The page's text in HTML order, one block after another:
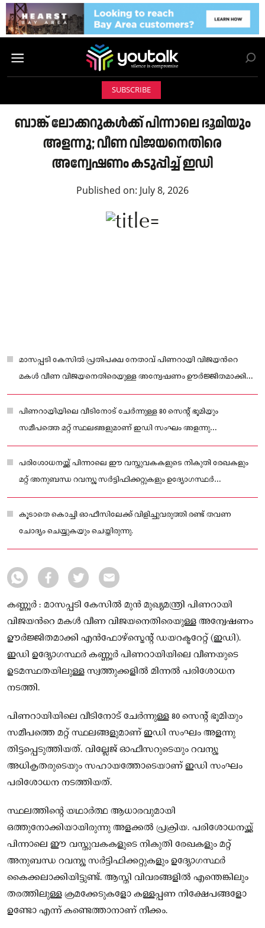
SUBSCRIBE
ബാങ്ക് ലോക്കറുകൾക്ക് പിന്നാലെ ഭൂമിയും
അളന്നു; വീണ വിജയനെതിരെ
അന്വേഷണം കടുപ്പിച്ച് ഇഡി
Published on: July 8, 2026
മാസപ്പടി കേസിൽ പ്രതിപക്ഷ നേതാവ് പിണറായി വിജയൻറെ
മകൾ വീണ വിജയനെതിരെയുള്ള അന്വേഷണം ഊർജ്ജിതമാക്കി
എൻഫോഴ്സ്മെന്റ് ഡയറക്ടറേറ്റ് (ഇഡി).
പിണറായിയിലെ വീടിനോട് ചേർന്നുള്ള 80 സെന്റ് ഭൂമിയും
സമീപത്തെ മറ്റ് സ്ഥലങ്ങളുമാണ് ഇഡി സംഘം അളന്നു
തിട്ടപ്പെടുത്തിയത്.
പരിശോധനയ്ക്ക് പിന്നാലെ ഈ വസ്തുവകകളുടെ നികുതി രേഖകളും
മറ്റ് അനുബന്ധ റവന്യൂ സർട്ടിഫിക്കറ്റുകളും ഉദ്യോഗസ്ഥർ
കൈക്കലാക്കിയിട്ടുണ്ട്.
കൂടാതെ കൊച്ചി ഓഫീസിലേക്ക് വിളിച്ചുവരുത്തി രണ്ട് തവണ
ചോദ്യം ചെയ്യുകയും ചെയ്തിരുന്നു.
കണ്ണൂർ : മാസപ്പടി കേസിൽ മുൻ മുഖ്യമന്ത്രി പിണറായി
വിജയൻറെ മകൾ വീണ വിജയനെതിരെയുള്ള അന്വേഷണം
ഊർജ്ജിതമാക്കി എൻഫോഴ്സ്മെന്റ് ഡയറക്ടറേറ്റ് (ഇഡി).
ഇഡി ഉദ്യോഗസ്ഥർ കണ്ണൂർ പിണറായിയിലെ വീണയുടെ
ഉടമസ്ഥതയിലുള്ള സ്വത്തുക്കളിൽ മിന്നൽ പരിശോധന
നടത്തി.
പിണറായിയിലെ വീടിനോട് ചേർന്നുള്ള 80 സെന്റ് ഭൂമിയും
സമീപത്തെ മറ്റ് സ്ഥലങ്ങളുമാണ് ഇഡി സംഘം അളന്നു
തിട്ടപ്പെടുത്തിയത്. വില്ലേജ് ഓഫീസറുടെയും റവന്യൂ
അധികൃതരുടെയും സഹായത്തോടെയാണ് ഇഡി സംഘം
പരിശോധന നടത്തിയത്.
സ്ഥലത്തിന്റെ യഥാർത്ഥ ആധാരവുമായി
ഒത്തുനോക്കിയായിരുന്നു അളക്കൽ പ്രക്രിയ. പരിശോധനയ്ക്ക്
പിന്നാലെ ഈ വസ്തുവകകളുടെ നികുതി രേഖകളും മറ്റ്
അനുബന്ധ റവന്യൂ സർട്ടിഫിക്കറ്റുകളും ഉദ്യോഗസ്ഥർ
കൈക്കലാക്കിയിട്ടുണ്ട്. ആസ്തി വിവരങ്ങളിൽ എന്തെങ്കിലും
തരത്തിലുള്ള ക്രമക്കേടുകളോ കള്ളപ്പണ നിക്ഷേപങ്ങളോ
ഉണ്ടോ എന്ന് കണ്ടെത്താനാണ് നീക്കം.